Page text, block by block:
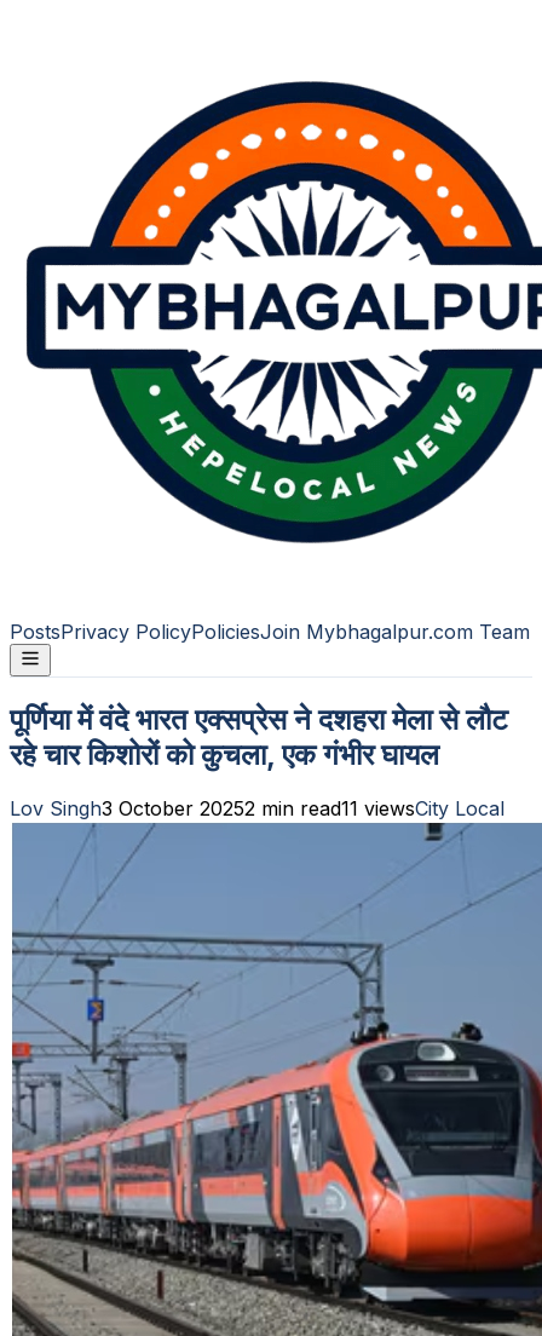
PostsPrivacy PolicyPoliciesJoin Mybhagalpur.com Team
पूर्णिया में वंदे भारत एक्सप्रेस ने दशहरा मेला से लौट
रहे चार किशोरों को कुचला, एक गंभीर घायल
Lov Singh3 October 20252 min read11 viewsCity Local